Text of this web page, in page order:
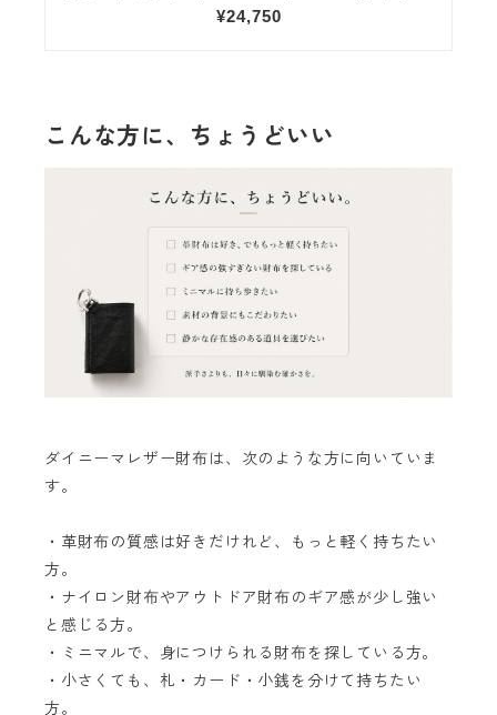
こんな方に、ちょうどいい
ダイニーマレザー財布は、次のような方に向いていま
す。
・革財布の質感は好きだけれど、もっと軽く持ちたい
方。
・ナイロン財布やアウトドア財布のギア感が少し強い
と感じる方。
・ミニマルで、身につけられる財布を探している方。
・小さくても、札・カード・小銭を分けて持ちたい
方。